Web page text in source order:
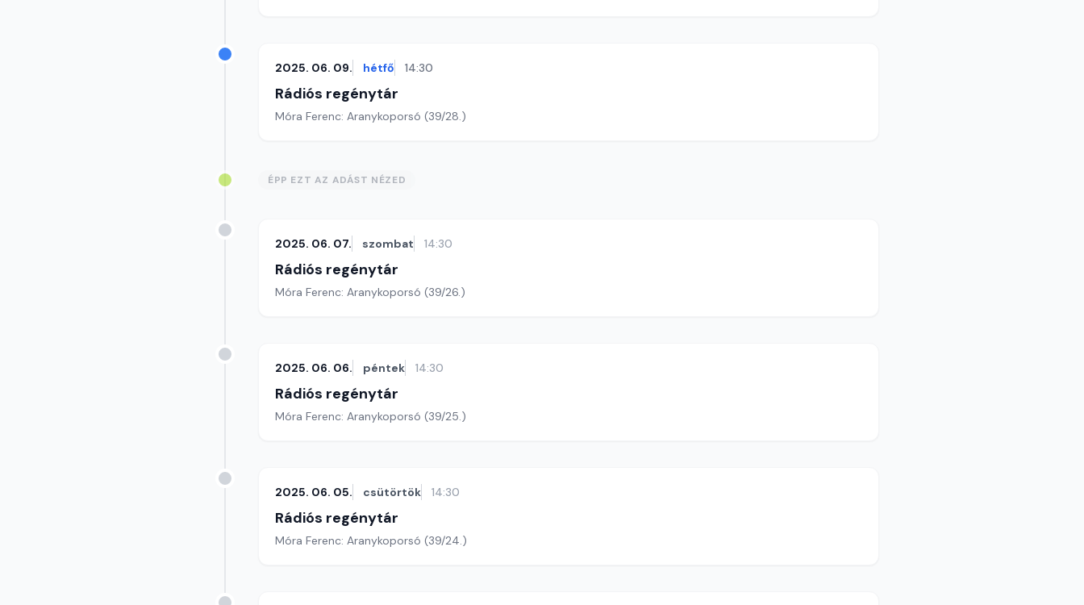
2025. 06. 09. hétfő 14:30
Rádiós regénytár
Móra Ferenc: Aranykoporsó (39/28.)
ÉPP EZT AZ ADÁST NÉZED
2025. 06. 07. szombat 14:30
Rádiós regénytár
Móra Ferenc: Aranykoporsó (39/26.)
2025. 06. 06. péntek 14:30
Rádiós regénytár
Móra Ferenc: Aranykoporsó (39/25.)
2025. 06. 05. csütörtök 14:30
Rádiós regénytár
Móra Ferenc: Aranykoporsó (39/24.)